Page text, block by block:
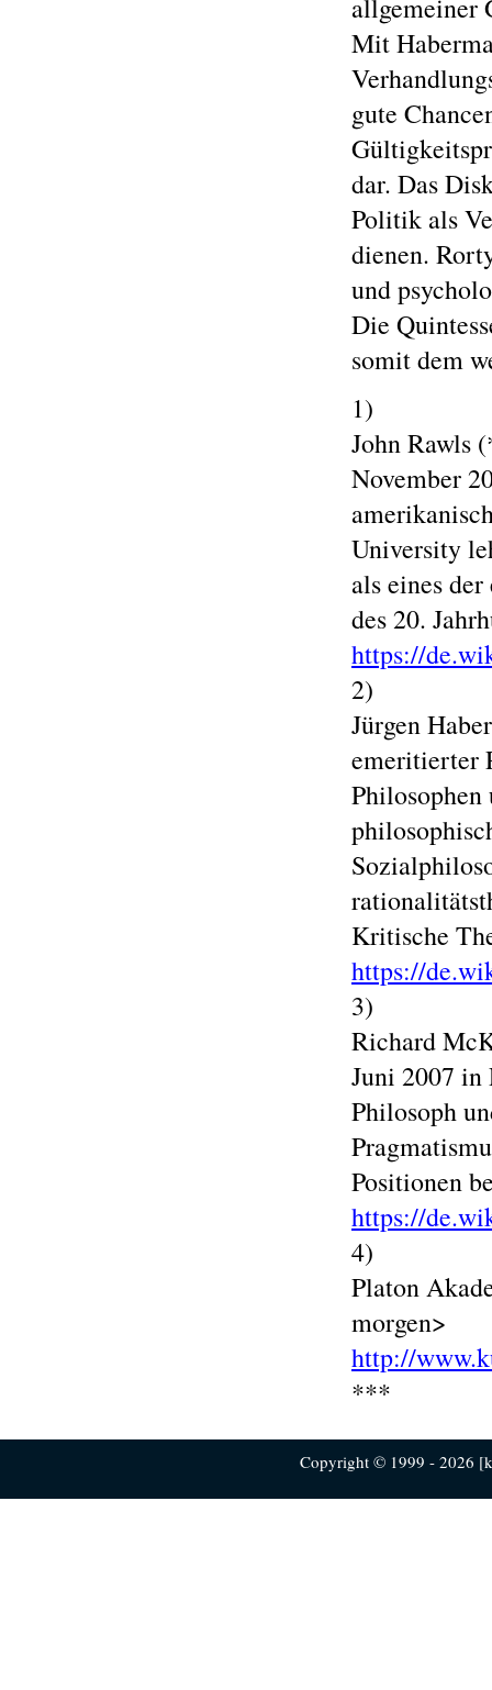
allgemeiner
Mit
gute
dar. Das
Politik als
dienen.
und
Die
somit dem
1)
John Rawls
November
University
als eines
des 20.
https://
2)
Jürgen
emeritierter
Kritische
https://
3)
Richard
Juni 2007
Philosoph
Positionen
https://
4)
Platon
morgen>
http://
***
Copyright © 1999 - 2026